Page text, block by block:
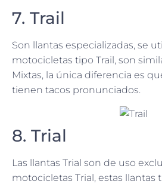
7. Trail
Son llantas especializadas, se
motocicletas tipo Trail, son
Mixtas, la única diferencia es
tienen tacos pronunciados.
8. Trial
Las llantas Trial son de uso
motocicletas Trial, estas